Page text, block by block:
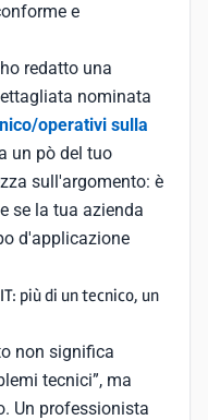
e
redatto una
nominata
operativi sulla
un pò del tuo
sull'argomento: è
se la tua azienda
d'applicazione
più di un tecnico, un
non significa
tecnici”, ma
Un professionista